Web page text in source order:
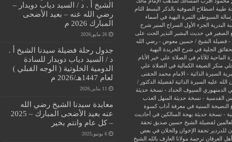
طيبة اصطلاح الصوفية بالذكر
البسط التام
السيوطي
الثمرة البهية في أسماء
البدرية
الجزء الأول السراج المنير شرح
الصغير في حديث البشير النذير
الحث على
- فضيلة الشيخ / حسين معوض - رضي الله
الحقائق الجلية في شرح الخريدة البهية
الماحية للآثام في الصلاة علي خير الأنام
علي منكر الصيغة الكمالية في الصلاة علي
السيرة الذاتية - الامام محمد الحفنى
الله عليه
السيرة الذاتية لفضيلة الدكتور /
الدمنهوري
السيوف الحداد - نسخة حديثة
القدسية - نسخة حديثة
المنهل العذب
النصيحة السنية في معرفة آداب كسوة
- نسخة حديثة بهجة السالكين في أحاديث
لفضيلة الشيخ حسين صديق
تحفة
للدردير تحفة الإخوان والخلان في بعض
العرفان ترجمة مولانا العارف بالله الشيخ
الشيخ أ . د / السيد دياب دويدار –
رضي الله عنه – بعيد الأضحى
المبارك 2026 م
26 مايو,2026
جدول رحلة فضيلة سيدنا الشيخ أ .
د / السيد دياب دويدار للسادة
الدومية الخلوتية ( الوجه القبلي )
لعام 1447هـ/2026 م
11 يناير,2026
معايدة سيدنا الشيخ رضي الله
عنه بعيد الأضحى المبارك – 2025
– كل عام وانتم بخير
6 يونيو,2025